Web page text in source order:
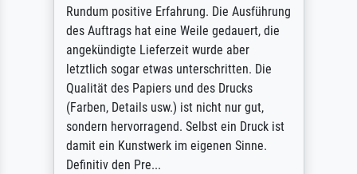
Rundum positive Erfahrung. Die Ausführung
des Auftrags hat eine Weile gedauert, die
angekündigte Lieferzeit wurde aber
letztlich sogar etwas unterschritten. Die
Qualität des Papiers und des Drucks
(Farben, Details usw.) ist nicht nur gut,
sondern hervorragend. Selbst ein Druck ist
damit ein Kunstwerk im eigenen Sinne.
Definitiv den Pre...